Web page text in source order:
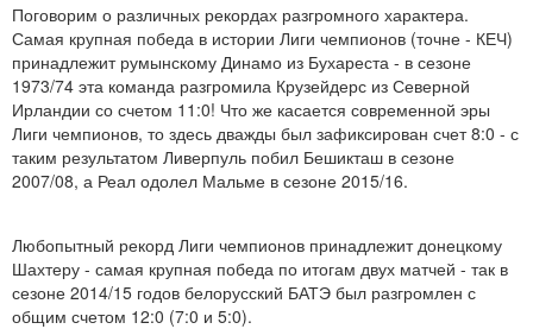
Поговорим о различных рекордах разгромного характера.
Самая крупная победа в истории Лиги чемпионов (точне - КЕЧ)
принадлежит румынскому Динамо из Бухареста - в сезоне
1973/74 эта команда разгромила Крузейдерс из Северной
Ирландии со счетом 11:0! Что же касается современной эры
Лиги чемпионов, то здесь дважды был зафиксирован счет 8:0 - с
таким результатом Ливерпуль побил Бешикташ в сезоне
2007/08, а Реал одолел Мальме в сезоне 2015/16.
Любопытный рекорд Лиги чемпионов принадлежит донецкому
Шахтеру - самая крупная победа по итогам двух матчей - так в
сезоне 2014/15 годов белорусский БАТЭ был разгромлен с
общим счетом 12:0 (7:0 и 5:0).